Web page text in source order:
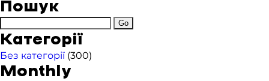
Пошук
Категорії
Без категорії (300)
Monthly